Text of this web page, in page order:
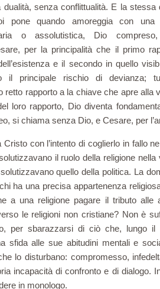
senza conflittualità. E la stessa
pone quando amoreggia con una
o assolutistica, Dio
per la principalità che il primo
e il secondo in quello
il principale rischio di devianza;
retto rapporto a la chiave che apre alla
loro rapporto, Dio diventa
si chiama senza Dio, e Cesare, per
con l’intento di coglierlo in fallo
il ruolo della religione
quello della politica. La
ha una precisa appartenenza
a una religione pagare il tributo alle
le religioni non cristiane? Non è
per sbarazzarsi di ciò che, lungo
sfida alle sue abitudini mentali e
lo disturbano: compromesso,
incapacità di confronto e di dialogo.
in monologo.